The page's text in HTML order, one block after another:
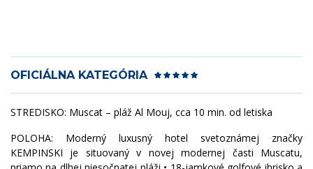
OFICIÁLNA KATEGÓRIA
STREDISKO: Muscat – pláž Al Mouj, cca 10 min. od letiska
POLOHA: Moderný luxusný hotel svetoznámej značky
KEMPINSKI je situovaný v novej modernej časti Muscatu,